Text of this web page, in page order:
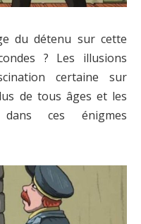
du détenu sur cette
? Les illusions
certaine sur
de tous âges et les
ces énigmes